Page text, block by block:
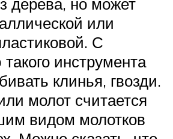
или
С
инструмента
клинья, гвозди.
молот считается
видом молотков